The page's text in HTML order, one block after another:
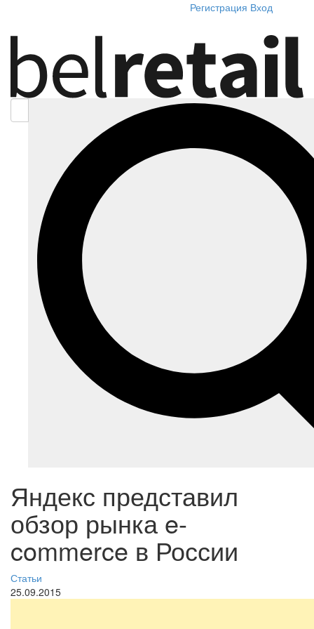
Регистрация Вход
Яндекс представил
обзор рынка e-
commerce в России
Статьи
25.09.2015